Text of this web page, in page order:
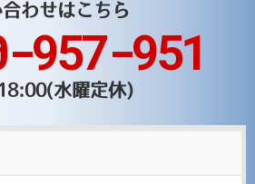
わせはこちら
957-951
水曜定休)